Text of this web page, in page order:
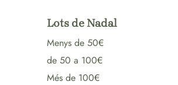
Lots de Nadal
Menys de 50€
de 50 a 100€
Més de 100€